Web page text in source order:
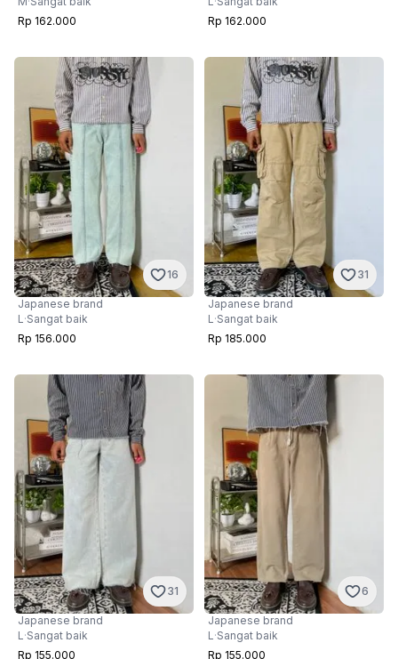
Rp 162.000
Rp 162.000
16
Japanese brand
L ·Sangat baik
Rp 156.000
31
Japanese brand
L ·Sangat baik
Rp 185.000
31
Japanese brand
L·Sangat baik
Rp 155.000
6
Japanese brand
L·Sangat baik
Rp 155.000